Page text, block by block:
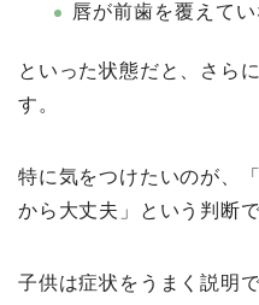
唇が前歯を覆えてい
といった状態だと、さら
す。
特に気をつけたいのが、
から大丈夫」という判断で
子供は症状をうまく説明